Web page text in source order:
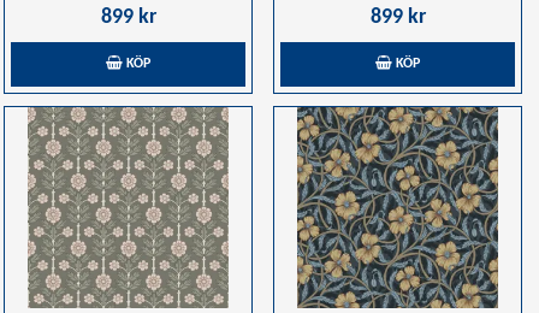
899 kr
KÖP
899 kr
KÖP